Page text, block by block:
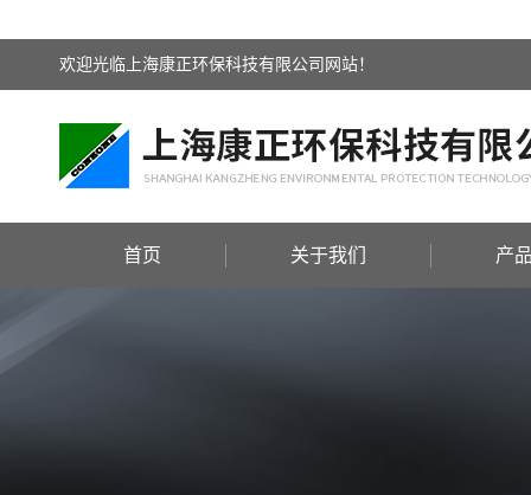
欢迎光临上海康正环保科技有限公司网站！
首页 关于我们 产